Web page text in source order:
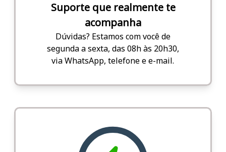
Suporte que realmente te
acompanha
Dúvidas? Estamos com você de
segunda a sexta, das 08h às 20h30,
via WhatsApp, telefone e e-mail.